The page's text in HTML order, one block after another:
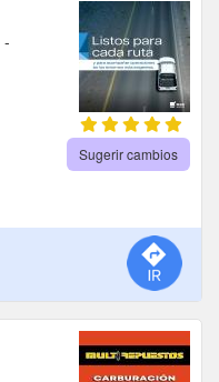
-
Sugerir cambios